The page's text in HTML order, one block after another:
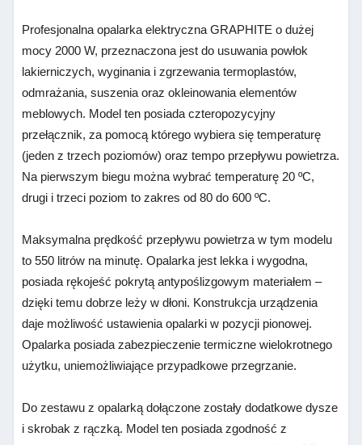
Profesjonalna opalarka elektryczna GRAPHITE o dużej
mocy 2000 W, przeznaczona jest do usuwania powłok
lakierniczych, wyginania i zgrzewania termoplastów,
odmrażania, suszenia oraz okleinowania elementów
meblowych. Model ten posiada czteropozycyjny
przełącznik, za pomocą którego wybiera się temperaturę
(jeden z trzech poziomów) oraz tempo przepływu powietrza.
Na pierwszym biegu można wybrać temperaturę 20 ºC,
drugi i trzeci poziom to zakres od 80 do 600 ºC.
Maksymalna prędkość przepływu powietrza w tym modelu
to 550 litrów na minutę. Opalarka jest lekka i wygodna,
posiada rękojeść pokrytą antypoślizgowym materiałem –
dzięki temu dobrze leży w dłoni. Konstrukcja urządzenia
daje możliwość ustawienia opalarki w pozycji pionowej.
Opalarka posiada zabezpieczenie termiczne wielokrotnego
użytku, uniemożliwiające przypadkowe przegrzanie.
Do zestawu z opalarką dołączone zostały dodatkowe dysze
i skrobak z rączką. Model ten posiada zgodność z